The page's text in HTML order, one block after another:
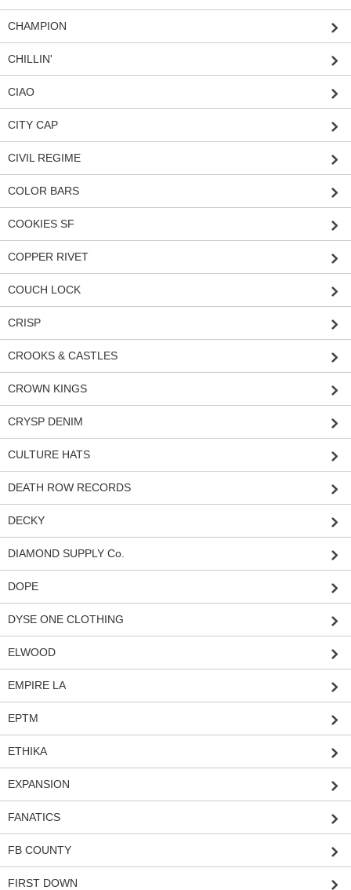
CHAMPION
CHILLIN'
CIAO
CITY CAP
CIVIL REGIME
COLOR BARS
COOKIES SF
COPPER RIVET
COUCH LOCK
CRISP
CROOKS & CASTLES
CROWN KINGS
CRYSP DENIM
CULTURE HATS
DEATH ROW RECORDS
DECKY
DIAMOND SUPPLY Co.
DOPE
DYSE ONE CLOTHING
ELWOOD
EMPIRE LA
EPTM
ETHIKA
EXPANSION
FANATICS
FB COUNTY
FIRST DOWN